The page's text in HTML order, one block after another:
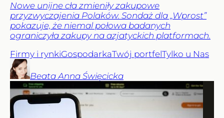
Nowe unijne cła zmieniły zakupowe
przyzwyczajenia Polaków. Sondaż dla „Wprost”
pokazuje, że niemal połowa badanych
ograniczyła zakupy na azjatyckich platformach.
Firmy i rynkiGospodarkaTwój portfelTylko u Nas
Beata Anna Święcicka